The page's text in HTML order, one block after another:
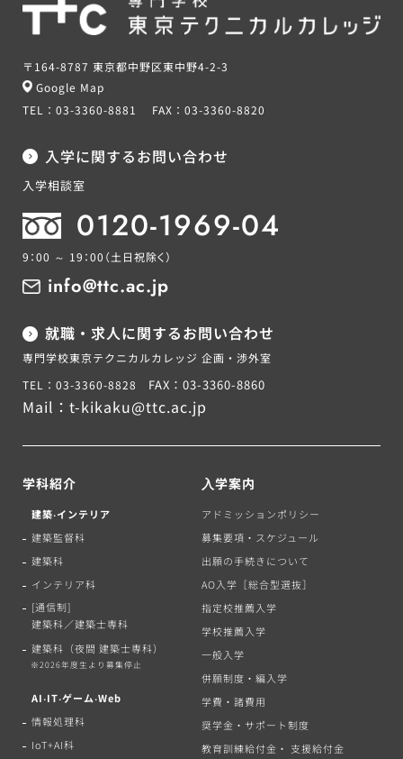
〒164-8787 東京都中野区東中野4-2-3
Google Map
TEL： 03-3360-8881 FAX： 03-3360-8820
入学に関するお問い合わせ
入学相談室
0120-1969-04
9：00 ～ 19：00 （土日祝除く）
info@ttc.ac.jp
就職・求人に関するお問い合わせ
専門学校東京テクニカルカレッジ 企画・渉外室
TEL：03-3360-8828
FAX：03-3360-8860
Mail： t-kikaku@ttc.ac.jp
学科紹介
建築‧インテリア
建築監督科
建築科
インテリア科
[通信制]
建築科／建築士専科
建築科（夜間 建築士専科）
※2026年度生より募集停止
AI‧IT‧ゲーム‧Web
情報処理科
IoT+AI科
⼊学案内
アドミッションポリシー
募集要項・スケジュール
出願の手続きについて
AO入学［総合型選抜］
指定校推薦入学
学校推薦入学
一般入学
併願制度・編入学
学費・諸費用
奨学金・サポート制度
教育訓練給付金・ 支援給付金